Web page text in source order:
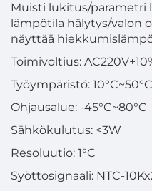
Muisti lukitus/parametri
lämpötila hälytys/valon
näyttää
Toimivoltius:
Työympäristö:
Ohjausalue: -45°C~80°C
Sähkökulutus: <3W
Resoluutio: 1°C
Syöttosignaali: NTC-